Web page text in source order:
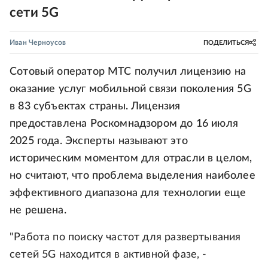
сети 5G
Иван Черноусов ПОДЕЛИТЬСЯ
Сотовый оператор МТС получил лицензию на
оказание услуг мобильной связи поколения 5G
в 83 субъектах страны. Лицензия
предоставлена Роскомнадзором до 16 июля
2025 года. Эксперты называют это
историческим моментом для отрасли в целом,
но считают, что проблема выделения наиболее
эффективного диапазона для технологии еще
не решена.
"Работа по поиску частот для развертывания
сетей 5G находится в активной фазе, -